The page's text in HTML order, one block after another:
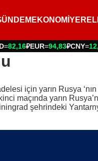
EKONOMİ YEREL
=82,16₽EUR=94,83₽CNY=
için yarın Rusya
maçında yarın
şehrindeki